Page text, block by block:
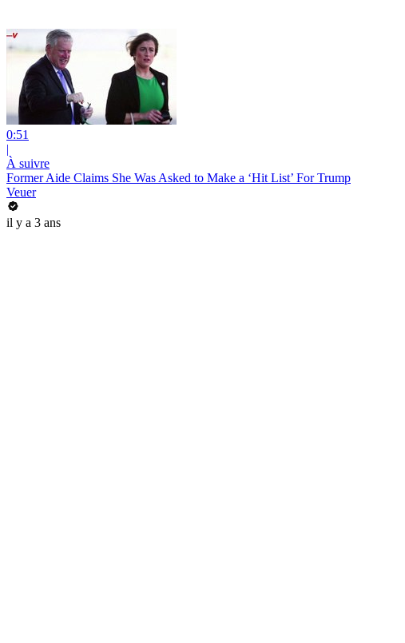
0:51
|
À suivre
Former Aide Claims She Was Asked to Make a ‘Hit List’ For Trump
Veuer
il y a 3 ans